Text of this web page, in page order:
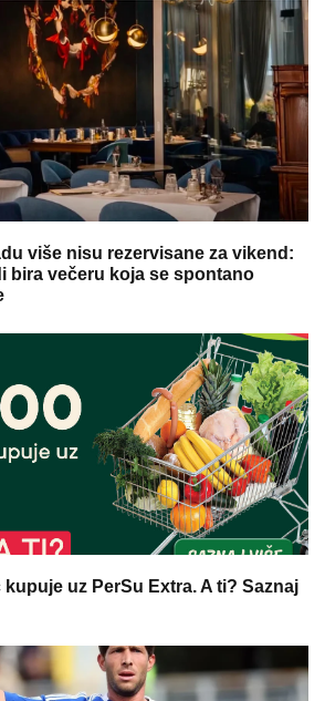
više nisu rezervisane za vikend:
bira večeru koja se spontano
uz PerSu Extra. A ti? Saznaj